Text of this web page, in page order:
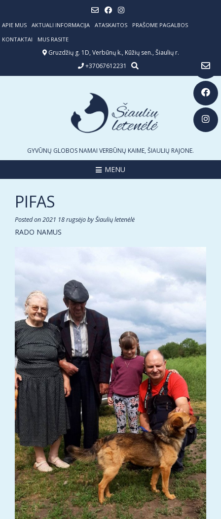
content
APIE MUS AKTUALI INFORMACIJA ATASKAITOS
PRAŠOME PAGALBOS
KONTAKTAI
MUS RASITE
Gruzdžių g. 1D, Verbūnų k., Kūžių sen., Šiaulių r.
+37067612231
GYVŪNŲ GLOBOS NAMAI VERBŪNŲ KAIME, ŠIAULIŲ RAJONE.
MENU
PIFAS
Posted on2021 18 rugsėjobyŠiaulių letenėlė
RADO NAMUS